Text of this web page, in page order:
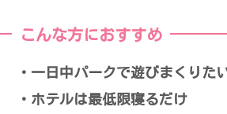
こんな方におすすめ
・一日中パークで遊びまくりた
・ホテルは最低限寝るだけ